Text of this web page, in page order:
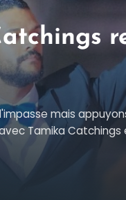
mais
Tamika Catchings